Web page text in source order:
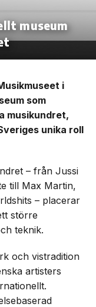
museum
i
som
musikundret,
unika roll
– från Jussi
till Max Martin,
– placerar
större
teknik.
och vistradition
artisters